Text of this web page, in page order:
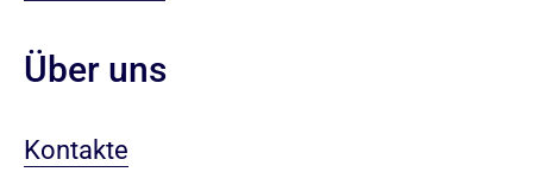
Über uns
Kontakte